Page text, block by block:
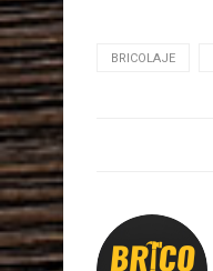
BRICOLAJE